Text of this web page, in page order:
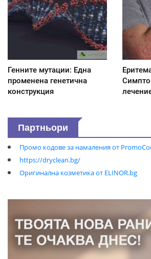
Генните мутации: Една
променена генетична
конструкция
Партньори
Промо кодове за намаления от
https://dryclean.bg/
Оригинална козметика от ELINOR.bg